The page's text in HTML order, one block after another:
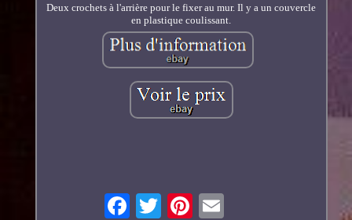
Deux crochets à l'arrière pour le fixer au mur. Il y a un couvercle
en plastique coulissant.